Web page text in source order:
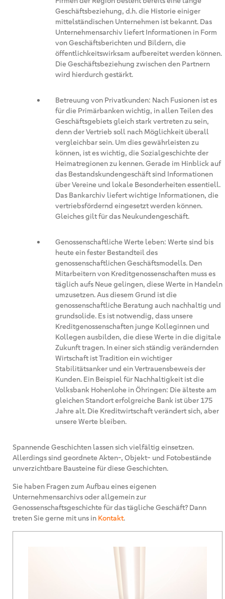
Geschäftsbeziehung, d.h. die Historie einiger
mittelständischen Unternehmen ist bekannt. Das
Unternehmensarchiv liefert Informationen in Form
von Geschäftsberichten und Bildern, die
öffentlichkeitswirksam aufbereitet werden können.
Die Geschäftsbeziehung zwischen den Partnern
wird hierdurch gestärkt.
Betreuung von Privatkunden: Nach Fusionen ist es
für die Primärbanken wichtig, in allen Teilen des
Geschäftsgebiets gleich stark vertreten zu sein,
denn der Vertrieb soll nach Möglichkeit überall
vergleichbar sein. Um dies gewährleisten zu
können, ist es wichtig, die Sozialgeschichte der
Heimatregionen zu kennen. Gerade im Hinblick auf
das Bestandskundengeschäft sind Informationen
über Vereine und lokale Besonderheiten essentiell.
Das Bankarchiv liefert wichtige Informationen, die
vertriebsfördernd eingesetzt werden können.
Gleiches gilt für das Neukundengeschäft.
Genossenschaftliche Werte leben: Werte sind bis
heute ein fester Bestandteil des
genossenschaftlichen Geschäftsmodells. Den
Mitarbeitern von Kreditgenossenschaften muss es
täglich aufs Neue gelingen, diese Werte in Handeln
umzusetzen. Aus diesem Grund ist die
genossenschaftliche Beratung auch nachhaltig und
grundsolide. Es ist notwendig, dass unsere
Kreditgenossenschaften junge Kolleginnen und
Kollegen ausbilden, die diese Werte in die digitale
Zukunft tragen. In einer sich ständig verändernden
Wirtschaft ist Tradition ein wichtiger
Stabilitätsanker und ein Vertrauensbeweis der
Kunden. Ein Beispiel für Nachhaltigkeit ist die
Volksbank Hohenlohe in Öhringen: Die älteste am
gleichen Standort erfolgreiche Bank ist über 175
Jahre alt. Die Kreditwirtschaft verändert sich, aber
unsere Werte bleiben.
Spannende Geschichten lassen sich vielfältig einsetzen.
Allerdings sind geordnete Akten-, Objekt- und Fotobestände
unverzichtbare Bausteine für diese Geschichten.
Sie haben Fragen zum Aufbau eines eigenen
Unternehmensarchivs oder allgemein zur
Genossenschaftsgeschichte für das tägliche Geschäft? Dann
treten Sie gerne mit uns in Kontakt.